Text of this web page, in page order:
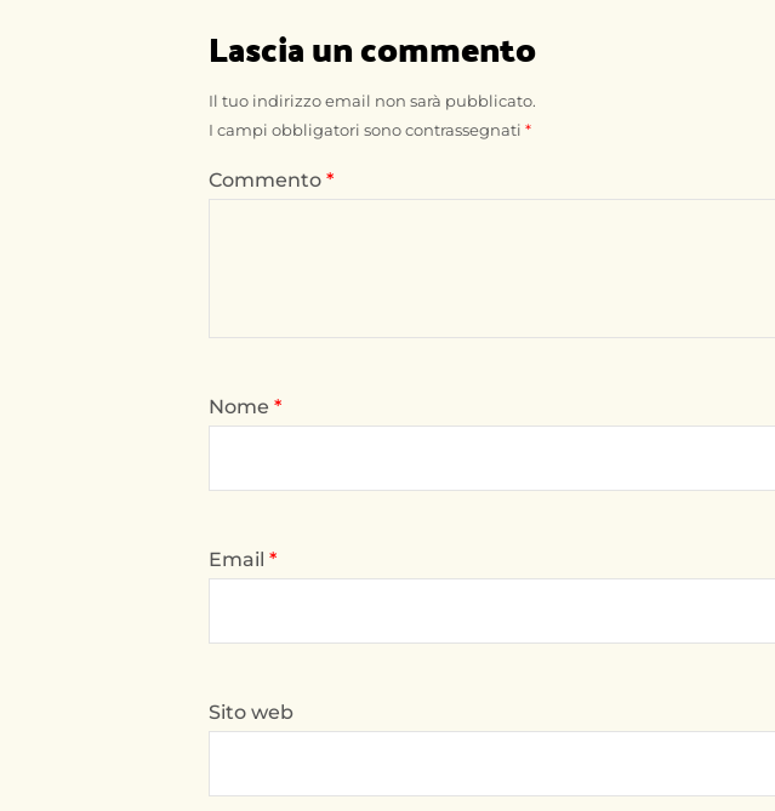
Lascia un commento
Il tuo indirizzo email non sarà pubblicato.
I campi obbligatori sono contrassegnati *
Commento *
Nome *
Email *
Sito web